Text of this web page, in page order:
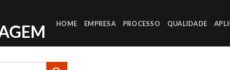
HOME EMPRESA PROCESSO QUALIDADE